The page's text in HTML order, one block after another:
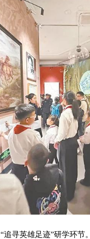
“追寻英雄足迹”研学环节